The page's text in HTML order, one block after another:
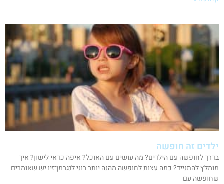
ילדים זה חופשה
בדרך לחופשה עם הילדים? מה עושים עם האוכל? איפה כדאי לישון? איך
מומלץ להתנייד? כמה עצות לחופשה מהנה יותר רוני לנגרמן־זיו יש שאומרים
שחופשה עם